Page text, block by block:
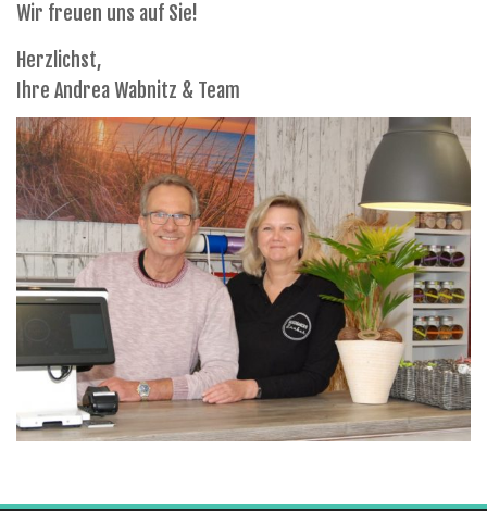
Wir freuen uns auf Sie!
Herzlichst,
Ihre Andrea Wabnitz & Team